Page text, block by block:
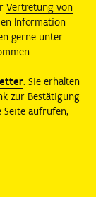
Vertretung von
Information
gerne unter
. Sie erhalten
zur Bestätigung
Seite aufrufen,